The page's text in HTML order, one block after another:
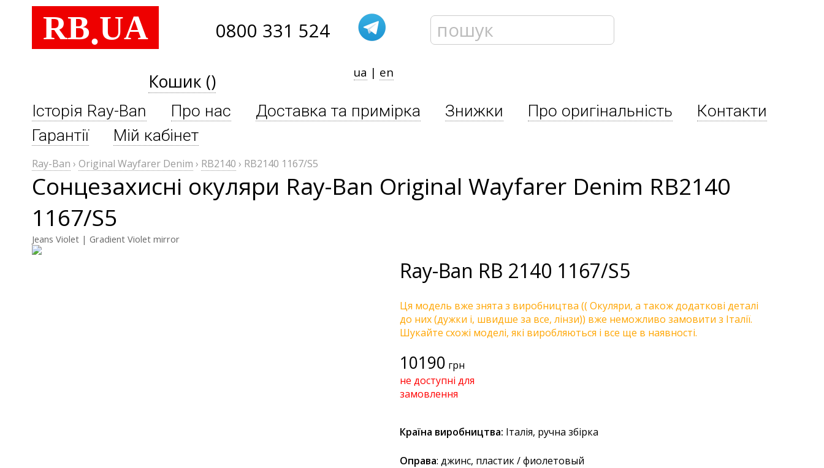
RB.UA 0800 331 524
Кошик () ua | en
Історія Ray-Ban Про нас Доставка та примірка Знижки Про оригінальність
Контакти
Гарантії
Мій кабінет
Ray-Ban › Original Wayfarer Denim › RB2140 › RB2140 1167/S5
Сонцезахисні окуляри Ray-Ban Original Wayfarer Denim RB2140
1167/S5
Jeans Violet | Gradient Violet mirror
Ray-Ban RB 2140 1167/S5
Ця модель вже знята з виробництва (( Окуляри, а також додаткові деталі
до них (дужки і, швидше за все, лінзи)) вже неможливо замовити з Італії.
Шукайте схожі моделі, які виробляються і все ще в наявності.
10190 грн
не доступні для
замовлення
Країна виробництва: Італія, ручна збірка
Оправа: джинс, пластик / фиолетовый